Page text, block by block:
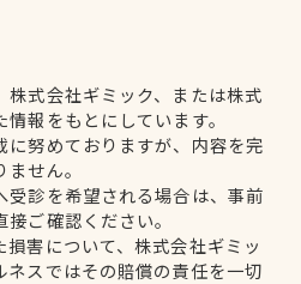
株式会社ギミック、または株式
報をもとにしています。
に努めておりますが、内容を完
せん。
受診を希望される場合は、事前
ご確認ください。
害について、株式会社ギミッ
ネスではその賠償の責任を一切